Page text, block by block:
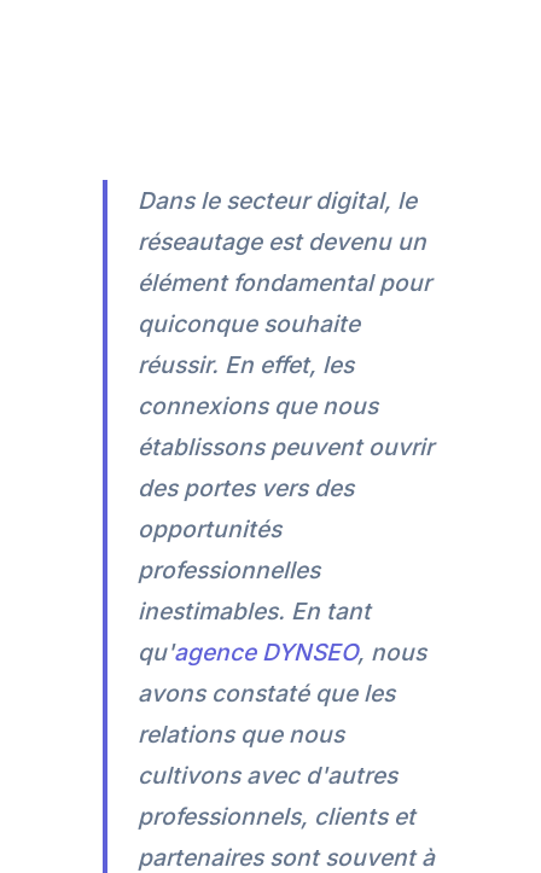
Dans le secteur digital, le
réseautage est devenu un
élément fondamental pour
quiconque souhaite
réussir. En effet, les
connexions que nous
établissons peuvent ouvrir
des portes vers des
opportunités
professionnelles
inestimables. En tant
qu'agence DYNSEO, nous
avons constaté que les
relations que nous
cultivons avec d'autres
professionnels, clients et
partenaires sont souvent à